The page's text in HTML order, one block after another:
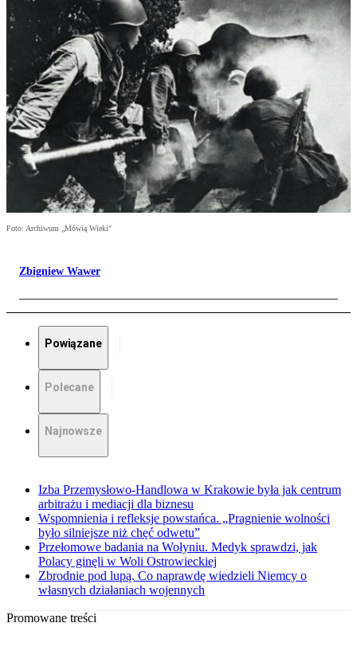
Foto: Archiwum „Mówią Wieki"
Zbigniew Wawer
Powiązane
Polecane
Najnowsze
Izba Przemysłowo-Handlowa w Krakowie była jak centrum
arbitrażu i mediacji dla biznesu
Wspomnienia i refleksje powstańca. „Pragnienie wolności
było silniejsze niż chęć odwetu”
Przełomowe badania na Wołyniu. Medyk sprawdzi, jak
Polacy ginęli w Woli Ostrowieckiej
Zbrodnie pod lupą. Co naprawdę wiedzieli Niemcy o
własnych działaniach wojennych
Promowane treści